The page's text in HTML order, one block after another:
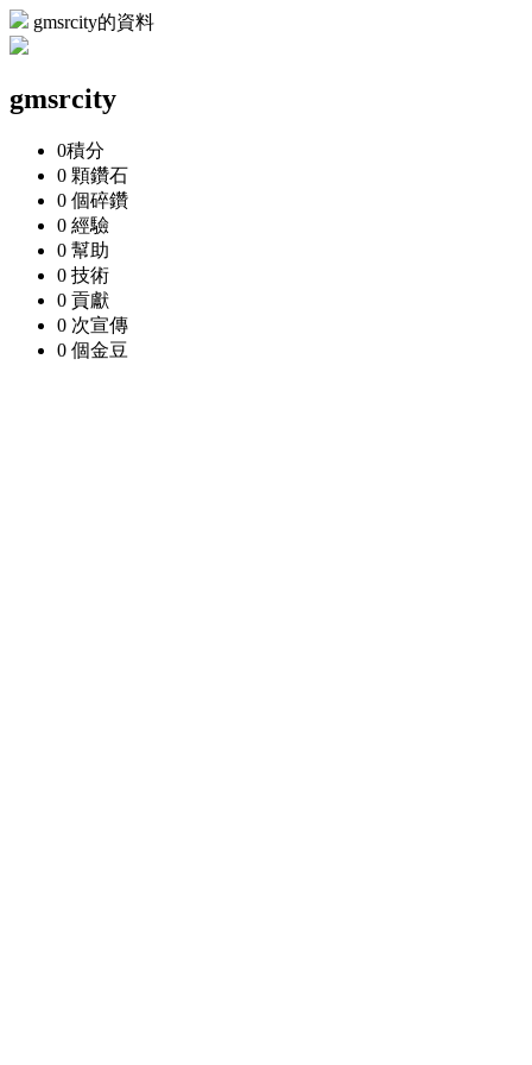
gmsrcity的資料
gmsrcity
0積分
0 顆鑽石
0 個碎鑽
0 經驗
0 幫助
0 技術
0 貢獻
0 次宣傳
0 個金豆